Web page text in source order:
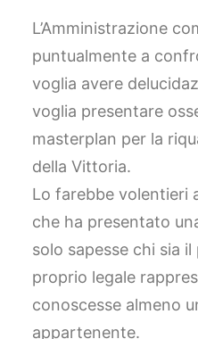
L’Amministrazione
puntualmente a
voglia avere
voglia presentare
masterplan per la
della Vittoria.
Lo farebbe volentieri
che ha presentato
solo sapesse chi sia
proprio legale
conoscesse almeno
appartenente.